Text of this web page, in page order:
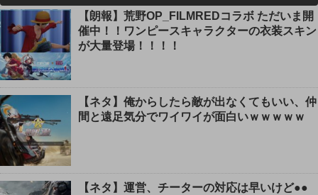
【朗報】荒野OP_FILMREDコラボ ただいま開
催中！！ワンピースキャラクターの衣装スキン
が大量登場！！！！
【ネタ】俺からしたら敵が出なくてもいい、仲
間と遠足気分でワイワイが面白いｗｗｗｗｗ
【ネタ】運営、チーターの対応は早いけど●●